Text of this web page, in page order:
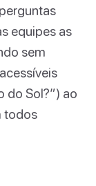
equipes as
sem
do Sol?”) ao
todos